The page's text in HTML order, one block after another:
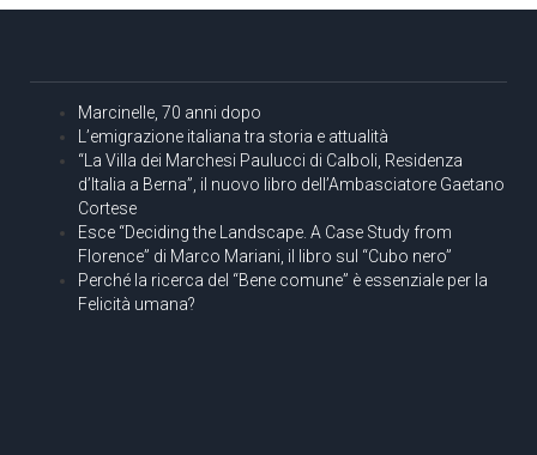
Marcinelle, 70 anni dopo
L’emigrazione italiana tra storia e attualità
“La Villa dei Marchesi Paulucci di Calboli, Residenza
d’Italia a Berna”, il nuovo libro dell’Ambasciatore Gaetano
Cortese
Esce “Deciding the Landscape. A Case Study from
Florence” di Marco Mariani, il libro sul “Cubo nero”
Perché la ricerca del “Bene comune” è essenziale per la
Felicità umana?